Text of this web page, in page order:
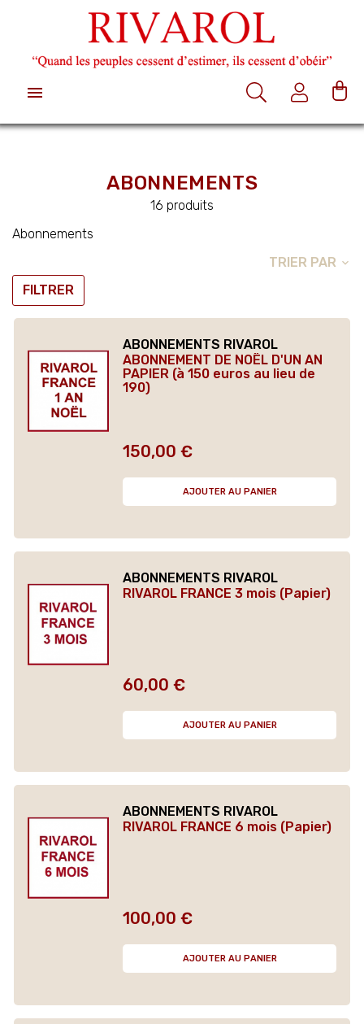

ABONNEMENTS
16 produits
Abonnements
FILTRER
TRIER PAR expand_more
ABONNEMENTS RIVAROL
ABONNEMENT DE NOËL D'UN AN
PAPIER (à 150 euros au lieu de
190)
Prix
150,00 €
AJOUTER AU PANIER
ABONNEMENTS RIVAROL
RIVAROL FRANCE 3 mois (Papier)
Prix
60,00 €
AJOUTER AU PANIER
ABONNEMENTS RIVAROL
RIVAROL FRANCE 6 mois (Papier)
Prix
100,00 €
AJOUTER AU PANIER